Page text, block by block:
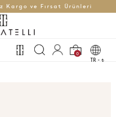
Kargo ve Fırsat Ürünleri
0
TR - t